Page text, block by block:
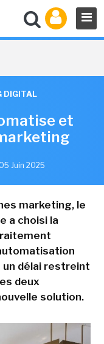
DIGITAL
et
Juin 2025
marketing, le
a choisi la
un délai restreint
deux
solution.